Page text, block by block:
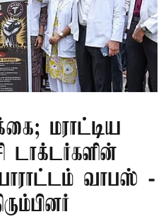
மராட்டிய
டாக்டர்களின்
வாபஸ் -